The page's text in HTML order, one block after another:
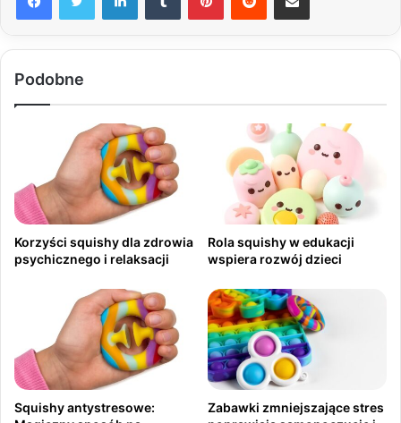
Podobne
Korzyści squishy dla zdrowia
psychicznego i relaksacji
Rola squishy w edukacji
wspiera rozwój dzieci
Squishy antystresowe:
Zabawki zmniejszające stres